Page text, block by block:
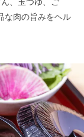
な肉の旨みをヘル